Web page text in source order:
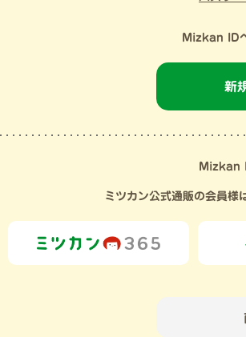
Mizkan ID
新
Mizkan
ミツカン公式通販の会員様